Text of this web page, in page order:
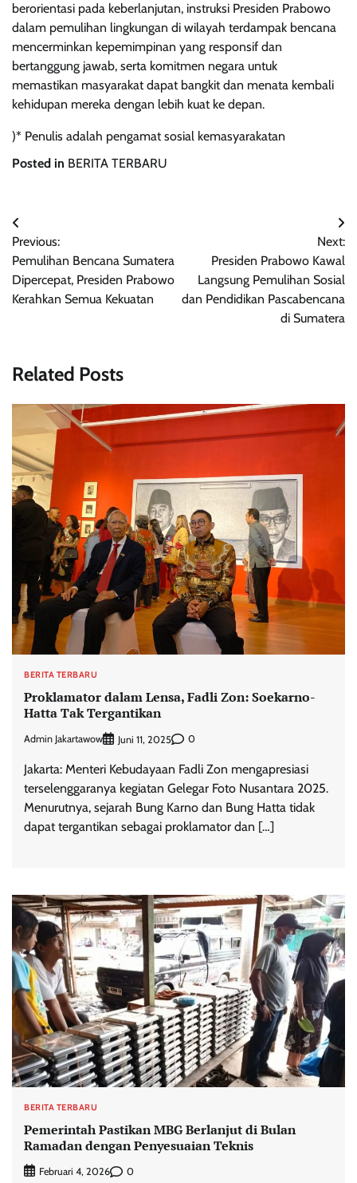
berorientasi pada keberlanjutan, instruksi Presiden Prabowo
dalam pemulihan lingkungan di wilayah terdampak bencana
mencerminkan kepemimpinan yang responsif dan
bertanggung jawab, serta komitmen negara untuk
memastikan masyarakat dapat bangkit dan menata kembali
kehidupan mereka dengan lebih kuat ke depan.
)* Penulis adalah pengamat sosial kemasyarakatan
Posted in BERITA TERBARU
Navigasi
pos
Previous:
Pemulihan Bencana Sumatera
Dipercepat, Presiden Prabowo
Kerahkan Semua Kekuatan
Next:
Presiden Prabowo Kawal
Langsung Pemulihan Sosial
dan Pendidikan Pascabencana
di Sumatera
Related Posts
BERITA TERBARU
Proklamator dalam Lensa, Fadli Zon: Soekarno-
Hatta Tak Tergantikan
Admin Jakartawow Juni 11, 2025 0
Jakarta: Menteri Kebudayaan Fadli Zon mengapresiasi
terselenggaranya kegiatan Gelegar Foto Nusantara 2025.
Menurutnya, sejarah Bung Karno dan Bung Hatta tidak
dapat tergantikan sebagai proklamator dan […]
BERITA TERBARU
Pemerintah Pastikan MBG Berlanjut di Bulan
Ramadan dengan Penyesuaian Teknis
Februari 4, 2026 0